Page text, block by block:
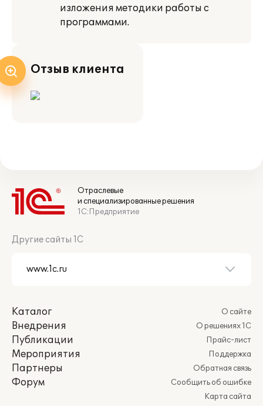
изложения методики работы с
программами.
Отзыв клиента
Отраслевые
и специализированные решения
1С:Предприятие
Другие сайты 1С
Каталог
Внедрения
Публикации
Мероприятия
Партнеры
Форум
О сайте
О решениях 1С
Прайс-лист
Поддержка
Обратная связь
Сообщить об ошибке
Карта сайта